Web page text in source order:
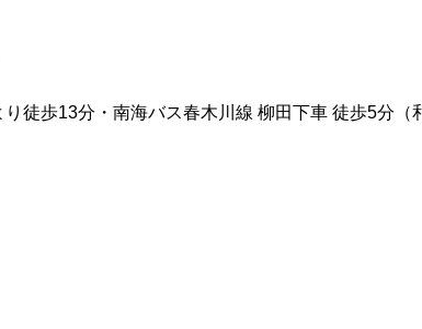
徒歩13分・南海バス春木川線 柳田下車 徒歩5分（